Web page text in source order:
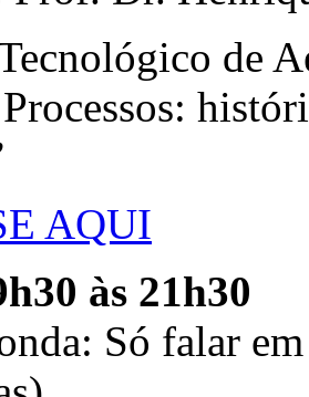
de
AQUI
às 21h30
Só falar